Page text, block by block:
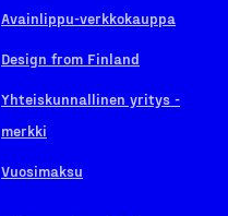
Avainlippu-verkkokauppa
Design from Finland
Yhteiskunnallinen yritys -
merkki
Vuosimaksu